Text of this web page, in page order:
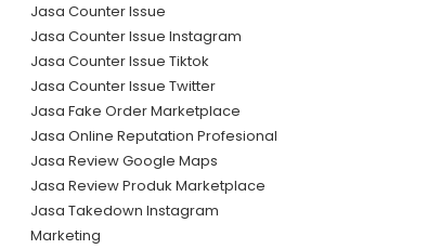
Jasa Counter Issue
Jasa Counter Issue Instagram
Jasa Counter Issue Tiktok
Jasa Counter Issue Twitter
Jasa Fake Order Marketplace
Jasa Online Reputation Profesional
Jasa Review Google Maps
Jasa Review Produk Marketplace
Jasa Takedown Instagram
Marketing